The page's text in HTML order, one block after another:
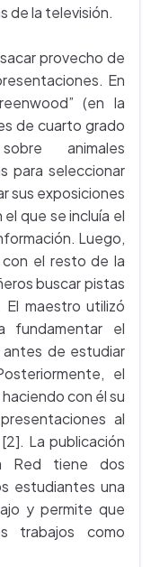
de la televisión.
provecho de
En
(en la
de cuarto grado
animales
para seleccionar
sus exposiciones
que se incluía el
Luego,
el resto de la
buscar pistas
maestro utilizó
fundamentar el
de estudiar
el
con él su
al
La publicación
Red tiene dos
estudiantes una
y permite que
trabajos como